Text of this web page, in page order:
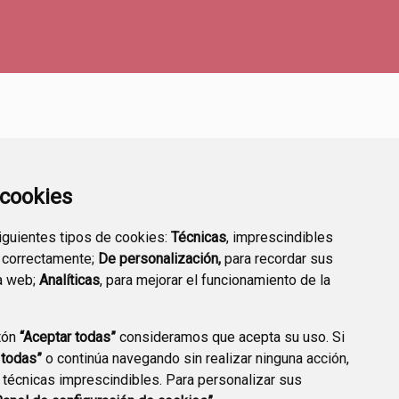
tipos de cookies: Técnicas, imprescindibles
De personalización, para recordar sus
web; Analíticas, para mejorar el funcionamiento de la
“Aceptar todas” consideramos que acepta su uso. Si
o continúa navegando sin realizar ninguna acción,
imprescindibles. Para personalizar sus
TRANSPARENCIA
ENLACES A TRÁMITES
HABITUALES
DE DATOS POLÍTICA DE COOKIES